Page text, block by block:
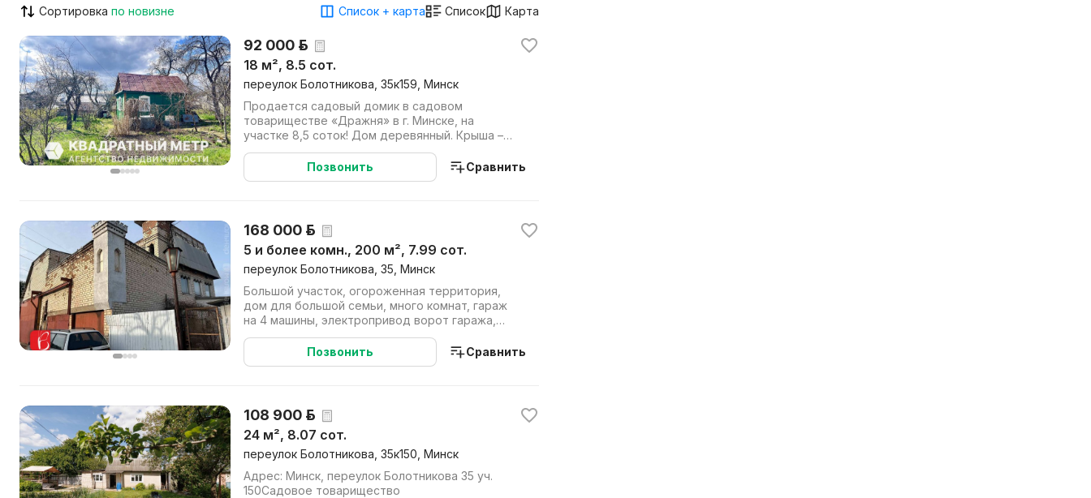
Сортировка по новизне Список + карта Список Карта
92 000 р.
18 м², 8.5 сот.
переулок Болотникова, 35к159, Минск
Продается садовый домик в садовом
товариществе «Дражня» в г. Минске, на
участке 8,5 соток! Дом деревянный. Крыша –
металл.кровля , окна – деревянные. ...
Позвонить
Сравнить
168 000 р.
5 и более комн., 200 м², 7.99 сот.
переулок Болотникова, 35, Минск
Большой участок, огороженная территория,
дом для большой семьи, много комнат, гараж
на 4 машины, электропривод ворот гаража,
летняя кухня, баня, басс...
Позвонить
Сравнить
108 900 р.
24 м², 8.07 сот.
переулок Болотникова, 35к150, Минск
Адрес: Минск, переулок Болотникова 35 уч.
150Садовое товарищество